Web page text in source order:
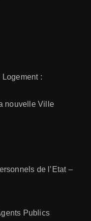
:
nouvelle Ville
de l’Etat –
Publics